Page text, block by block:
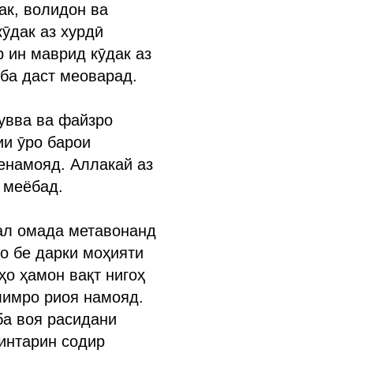
волидон ва
аз хурдӣ
ин маврид кӯдак аз
даст меоварад.
ва файзро
ӯро барои
Аллакай аз
меёбад.
омада метавонанд
бе дарки моҳияти
ҳамон вақт нигоҳ
риоя намояд.
воя расидани
содир